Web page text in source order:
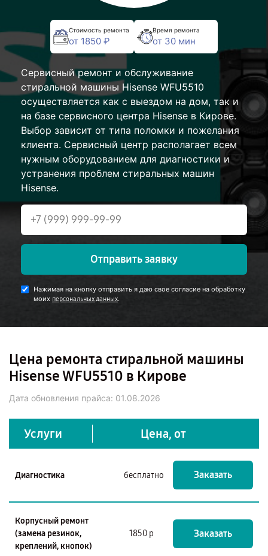
Стоимость ремонта
от 1850 ₽
Время ремонта
от 30 мин
Сервисный ремонт и обслуживание
стиральной машины Hisense WFU5510
осуществляется как с выездом на дом, так и
на базе сервисного центра Hisense в Кирове.
Выбор зависит от типа поломки и пожелания
клиента. Сервисный центр располагает всем
нужным оборудованием для диагностики и
устранения проблем стиральных машин
Hisense.
Отправить заявку
Нажимая на кнопку отправить я даю свое согласие на обработку
моих персональных данных.
Цена ремонта стиральной машины
Hisense WFU5510 в Кирове
Дата обновления прайса: 01.08.2026
Услуги Цена, от
Диагностика бесплатно Заказать
Корпусный ремонт
(замена резинок,
креплений, кнопок)
1850 р Заказать